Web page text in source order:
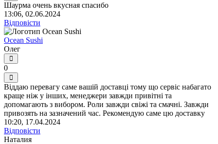
Шаурма очень вкусная спасибо
13:06, 02.06.2024
Відповісти
Ocean Sushi
Олег
0
Віддаю перевагу саме вашій доставці тому що сервіс набагато
краще ніж у інших, менеджери завжди привітні та
допомагають з вибором. Роли завжди свіжі та смачні. Завжди
привозять на зазначений час. Рекомендую саме цю доставку
10:20, 17.04.2024
Відповісти
Наталия